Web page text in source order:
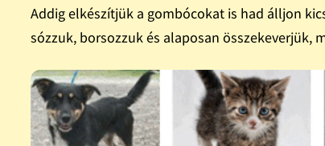
Addig elkészítjük a gombócokat is had álljon
sózzuk, borsozzuk és alaposan összekeverjük,